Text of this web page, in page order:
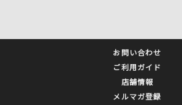
お問い合わせ
ご利用ガイド
店舗情報
メルマガ登録